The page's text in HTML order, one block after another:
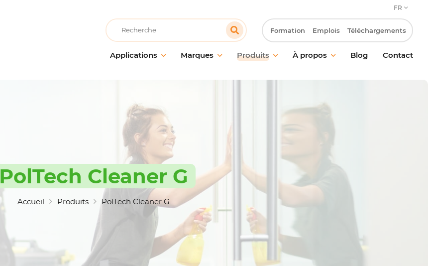
FR
Applications
Collectivités médicalisées
préparation alimentaire
Grande distribution
alimentaire
Hébergement & restauration
Industrie non-alimentaire
Sociétés de nettoyage
Sanitaires
Marques
PolBio
PolGreen
PolTech
EchoClean
Caps
Vikan
Produits
Entretien des sols
Hygiène des mains
Matériel de nettoyage et
accessoires
À propos
Notre engagement
Notre démarche RSE
Blog Contact
Recherche Formation Emplois Téléchargements
PolTech Cleaner G
Accueil Produits PolTech Cleaner G